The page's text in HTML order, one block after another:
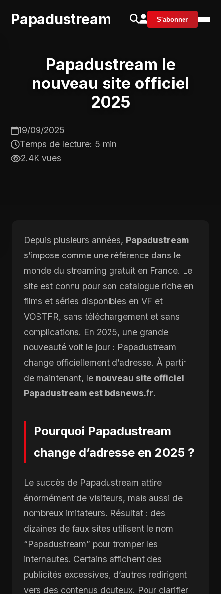
Papadustream S'abonner
Papadustream le
nouveau site officiel
2025
19/09/2025
Temps de lecture: 5 min
2.4K vues
Depuis plusieurs années, Papadustream
s’impose comme une référence dans le
monde du streaming gratuit en France. Le
site est connu pour son catalogue riche en
films et séries disponibles en VF et
VOSTFR, sans téléchargement et sans
complications. En 2025, une grande
nouveauté voit le jour : Papadustream
change officiellement d’adresse. À partir
de maintenant, le nouveau site officiel
Papadustream est bdsnews.fr.
Pourquoi Papadustream
change d’adresse en 2025 ?
Le succès de Papadustream attire
énormément de visiteurs, mais aussi de
nombreux imitateurs. Résultat : des
dizaines de faux sites utilisent le nom
“Papadustream” pour tromper les
internautes. Certains affichent des
publicités excessives, d’autres redirigent
vers des contenus douteux. Pour clarifier